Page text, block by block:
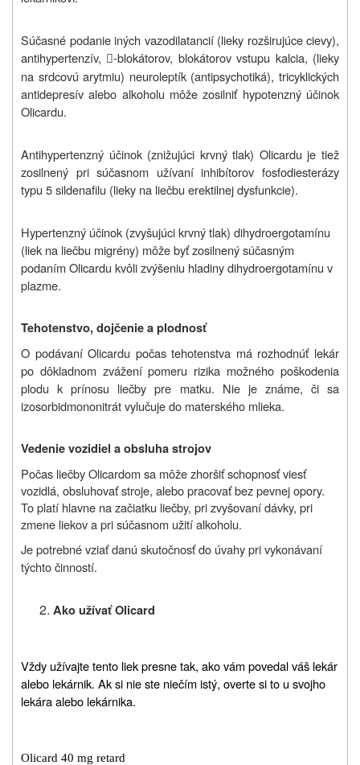
Súčasné podanie iných vazodilatancií (lieky rozširujúce cievy),
antihypertenzív, -blokátorov, blokátorov vstupu kalcia, (lieky
na srdcovú arytmiu) neuroleptík (antipsychotiká), tricyklických
antidepresív alebo alkoholu môže zosilniť hypotenzný účinok
Olicardu.
Antihypertenzný účinok (znižujúci krvný tlak) Olicardu je tiež
zosilnený pri súčasnom užívaní inhibítorov fosfodiesterázy
typu 5 sildenafilu (lieky na liečbu erektilnej dysfunkcie).
Hypertenzný účinok (zvyšujúci krvný tlak) dihydroergotamínu
(liek na liečbu migrény) môže byť zosilnený súčasným
podaním Olicardu kvôli zvýšeniu hladiny dihydroergotamínu v
plazme.
Tehotenstvo, dojčenie a plodnosť
O podávaní Olicardu počas tehotenstva má rozhodnúť lekár
po dôkladnom zvážení pomeru rizika možného poškodenia
plodu k prínosu liečby pre matku. Nie je známe, či sa
izosorbidmononitrát vylučuje do materského mlieka.
Vedenie vozidiel a obsluha strojov
Počas liečby Olicardom sa môže zhoršiť schopnosť viesť
vozidlá, obsluhovať stroje, alebo pracovať bez pevnej opory.
To platí hlavne na začiatku liečby, pri zvyšovaní dávky, pri
zmene liekov a pri súčasnom užití alkoholu.
Je potrebné vziať danú skutočnosť do úvahy pri vykonávaní
týchto činností.
Ako užívaťOlicard
Vždy užívajte tento liek presne tak, ako vám povedal váš lekár
alebo lekárnik. Ak si nie ste niečím istý, overte si to u svojho
lekára alebo lekárnika.
Olicard 40 mg retard